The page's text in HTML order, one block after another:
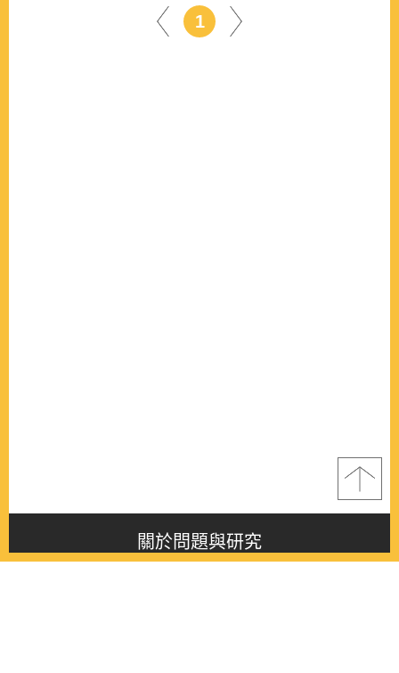
1
關於問題與研究
About this journal